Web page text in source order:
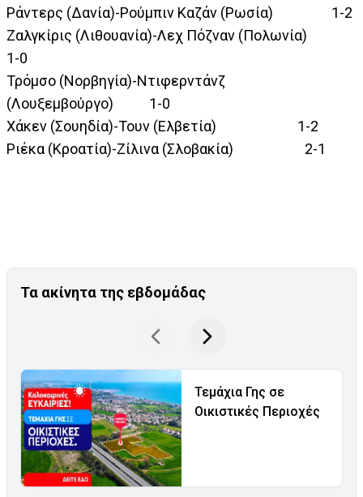
Ράντερς (Δανία)-Ρούμπιν Καζάν (Ρωσία) 1-2
Ζαλγκίρις (Λιθουανία)-Λεχ Πόζναν (Πολωνία)
1-0
Τρόμσο (Νορβηγία)-Ντιφερντάνζ
(Λουξεμβούργο) 1-0
Χάκεν (Σουηδία)-Τουν (Ελβετία) 1-2
Ριέκα (Κροατία)-Ζίλινα (Σλοβακία) 2-1
Τα ακίνητα της εβδομάδας
Τεμάχια Γης σε
Οικιστικές Περιοχές